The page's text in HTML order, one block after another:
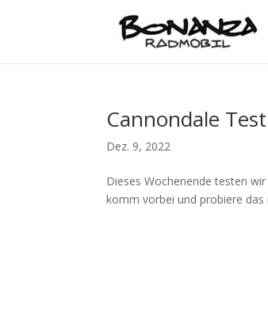
Cannondale
Dez. 9, 2022
Dieses Wochenende testen
komm vorbei und probiere das